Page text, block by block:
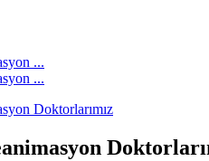
...
...
Doktorlarımız